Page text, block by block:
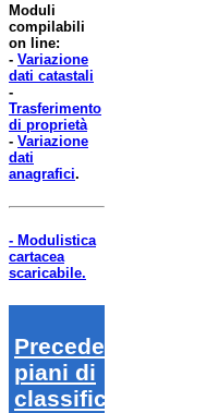
Moduli
compilabili
on line:
- Variazione
dati catastali
-
Trasferimento
di proprietà
- Variazione
dati
anagrafici.
- Modulistica
cartacea
scaricabile.
Precedenti
piani di
classifica